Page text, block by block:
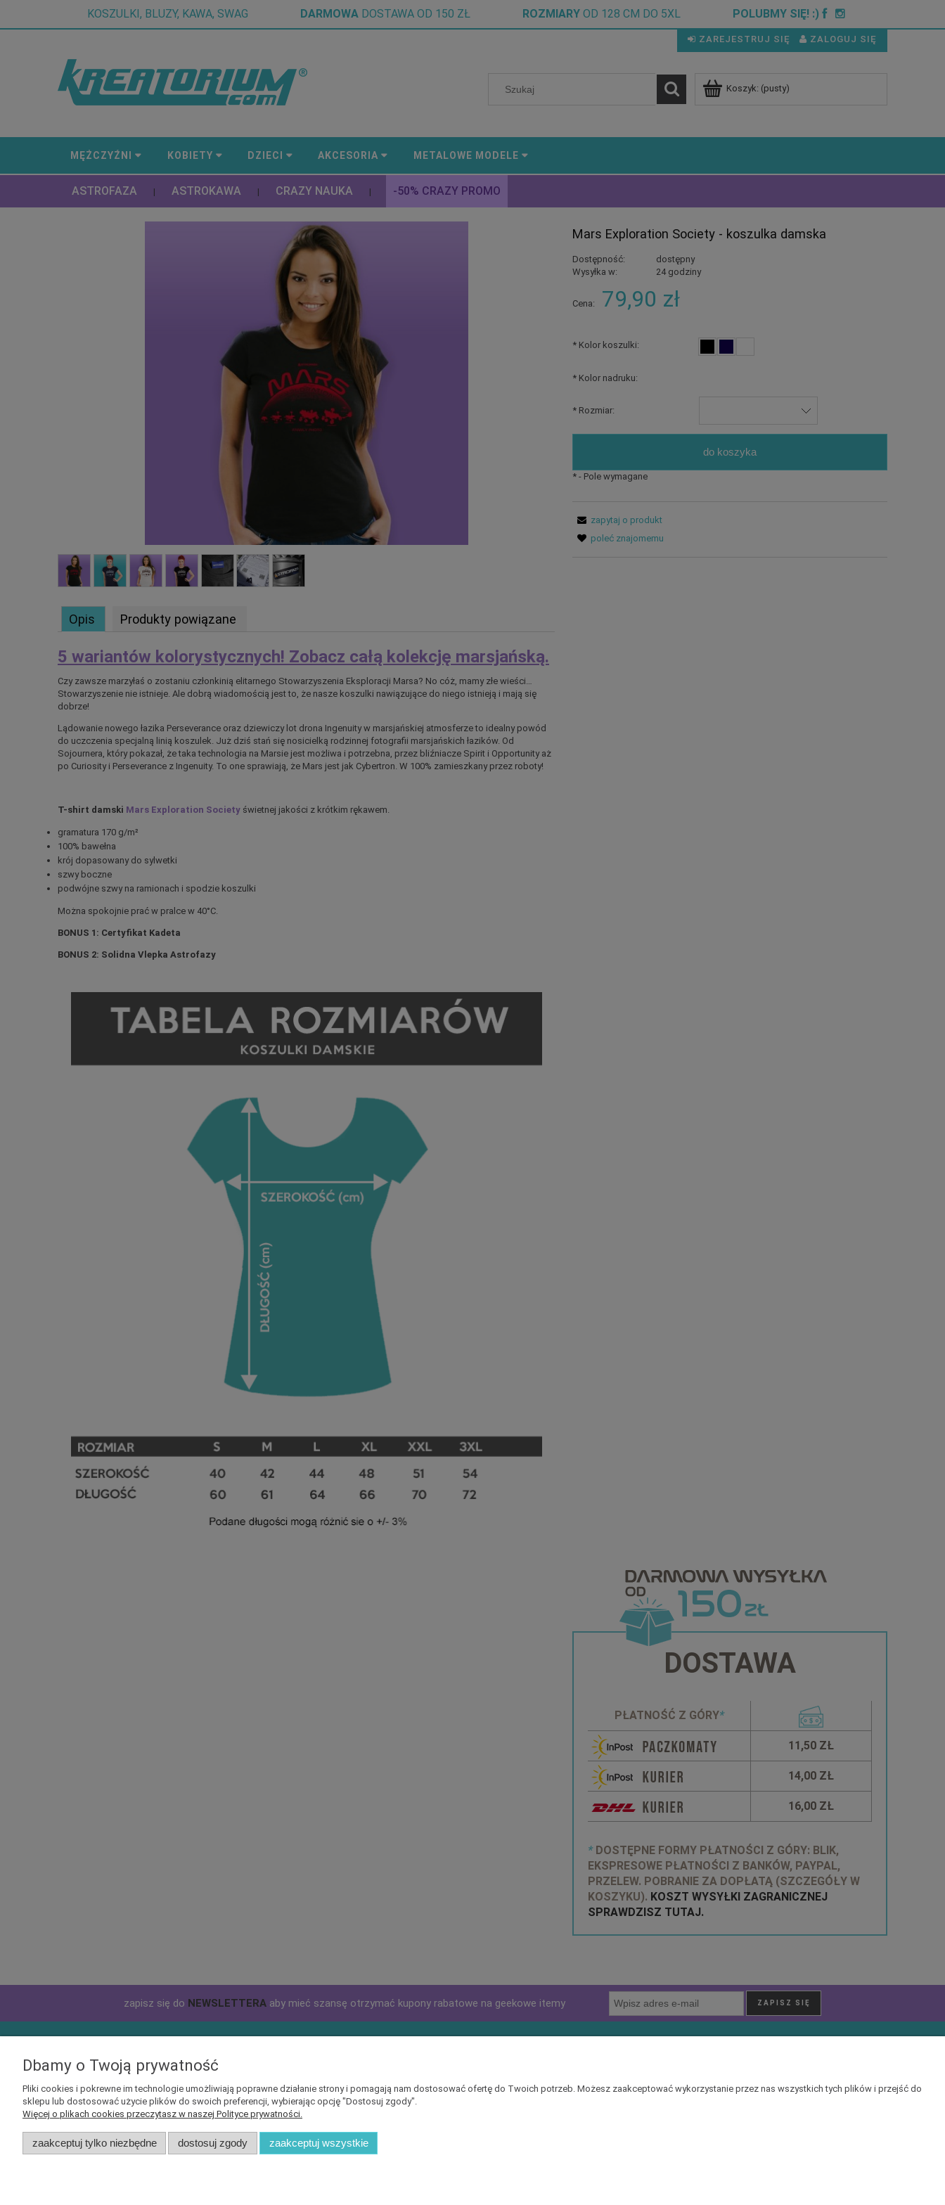
ZAREJESTRUJ SIĘ ZALOGUJ SIĘ
Koszyk: (pusty)
MĘŻCZYŹNI KOBIETY DZIECI AKCESORIA METALOWE MODELE
ASTROFAZA | ASTROKAWA | CRAZY NAUKA | -50% CRAZY PROMO
KOSZULKI, BLUZY, KAWA, SWAG DARMOWA DOSTAWA OD 150 ZŁ ROZMIARY OD 128 CM DO 5XL POLUBMY SIĘ! :)
Mars Exploration Society - koszulka damska
Dostępność:
dostępny
Wysyłka w:
24 godziny
Cena: 79,90 zł
* Kolor koszulki:
* Kolor nadruku:
* Rozmiar:
do koszyka
* - Pole wymagane
zapytaj o produkt
poleć znajomemu
Opis Produkty powiązane
5 wariantów kolorystycznych! Zobacz całą kolekcję marsjańską.
Czy zawsze marzyłaś o zostaniu członkinią elitarnego Stowarzyszenia Eksploracji Marsa? No cóż, mamy złe wieści…
Stowarzyszenie nie istnieje. Ale dobrą wiadomością jest to, że nasze koszulki nawiązujące do niego istnieją i mają się
dobrze!
Lądowanie nowego łazika Perseverance oraz dziewiczy lot drona Ingenuity w marsjańskiej atmosferze to idealny powód
do uczczenia specjalną linią koszulek. Już dziś stań się nosicielką rodzinnej fotografii marsjańskich łazików. Od
Sojournera, który pokazał, że taka technologia na Marsie jest możliwa i potrzebna, przez bliźniacze Spirit i Opportunity aż
po Curiosity i Perseverance z Ingenuity. To one sprawiają, że Mars jest jak Cybertron. W 100% zamieszkany przez roboty!
T-shirt damski Mars Exploration Society świetnej jakości z krótkim rękawem.
gramatura 170 g/m²
100% bawełna
krój dopasowany do sylwetki
szwy boczne
podwójne szwy na ramionach i spodzie koszulki
Można spokojnie prać w pralce w 40°C.
BONUS 1: Certyfikat Kadeta
BONUS 2: Solidna Vlepka Astrofazy
DOSTAWA
PŁATNOŚĆ Z GÓRY*
11,50 ZŁ
14,00 ZŁ
16,00 ZŁ
* DOSTĘPNE FORMY PŁATNOŚCI Z GÓRY: BLIK,
EKSPRESOWE PŁATNOŚCI Z BANKÓW, PAYPAL,
PRZELEW. POBRANIE ZA DOPŁATĄ (SZCZEGÓŁY W
KOSZYKU). KOSZT WYSYŁKI ZAGRANICZNEJ
SPRAWDZISZ TUTAJ.
zapisz się do NEWSLETTERAaby mieć szansę otrzymać kupony rabatowe na geekowe itemy
Informacje
Czas i koszty dostawy
Wysyłka zagraniczna
Jak kupować?
Tabela rozmiarów
Zwroty i reklamacje
Kontakt i dane firmy
Dbamy o Twoją prywatność
Pliki cookies i pokrewne im technologie umożliwiają poprawne działanie strony i pomagają nam dostosować ofertę do Twoich potrzeb. Możesz zaakceptować wykorzystanie przez nas wszystkich tych plików i przejść do
sklepu lub dostosować użycie plików do swoich preferencji, wybierając opcję "Dostosuj zgody".
Więcej o plikach cookies przeczytasz w naszej Polityce prywatności.
zaakceptuj tylko niezbędne dostosuj zgody zaakceptuj wszystkie